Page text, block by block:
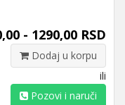
- 1290,00 RSD
Dodaj u korpu
ili
Pozovi i naruči